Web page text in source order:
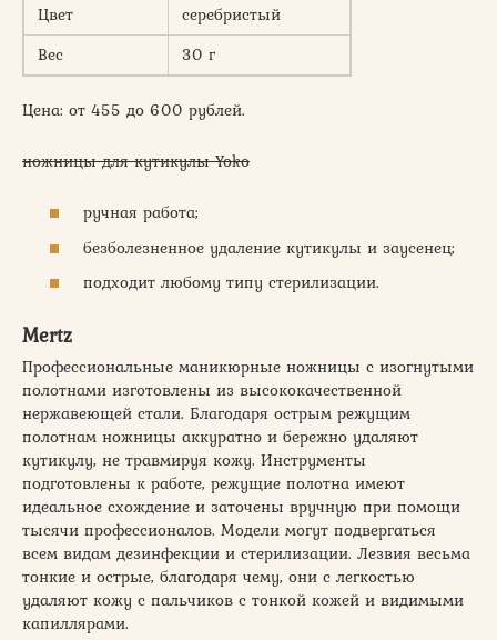
Цвет
серебристый
Вес
30 г
Цена: от 455 до 600 рублей.
ножницы для кутикулы Yoko
ручная работа;
безболезненное удаление кутикулы и заусенец;
подходит любому типу стерилизации.
Mertz
Профессиональные маникюрные ножницы с изогнутыми
полотнами изготовлены из высококачественной
нержавеющей стали. Благодаря острым режущим
полотнам ножницы аккуратно и бережно удаляют
кутикулу, не травмируя кожу. Инструменты
подготовлены к работе, режущие полотна имеют
идеальное схождение и заточены вручную при помощи
тысячи профессионалов. Модели могут подвергаться
всем видам дезинфекции и стерилизации. Лезвия весьма
тонкие и острые, благодаря чему, они с легкостью
удаляют кожу с пальчиков с тонкой кожей и видимыми
капиллярами.